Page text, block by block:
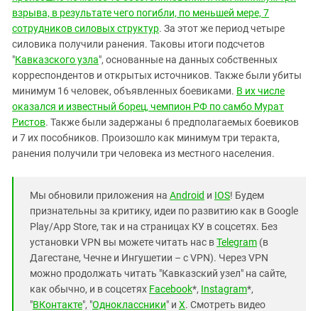
взрыва, в результате чего погибли, по меньшей мере, 7
сотрудников силовых структур. За этот же период четыре
силовика получили ранения. Таковы итоги подсчетов
"Кавказского узла", основанные на данных собственных
корреспондентов и открытых источников. Также были убиты
минимум 16 человек, объявленных боевиками. В их числе
оказался и известный борец, чемпион РФ по самбо Мурат
Ристов. Также были задержаны 6 предполагаемых боевиков
и 7 их пособников. Произошло как минимум три теракта,
ранения получили три человека из местного населения.
Мы обновили приложения на Android и IOS! Будем
признательны за критику, идеи по развитию как в Google
Play/App Store, так и на страницах КУ в соцсетях. Без
установки VPN вы можете читать нас вTelegram (в
Дагестане, Чечне и Ингушетии – с VPN). Через VPN
можно продолжать читать "Кавказский узел" на сайте,
как обычно, и в соцсетях Facebook*, Instagram*,
"ВКонтакте", "Одноклассники" и X. Смотреть видео